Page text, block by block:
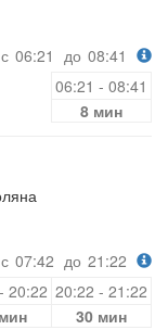
с 06:21 до 08:41
06:21 - 08:41
8 мин
с 07:42 до 21:22
20:22 20:22 - 21:22
30 мин